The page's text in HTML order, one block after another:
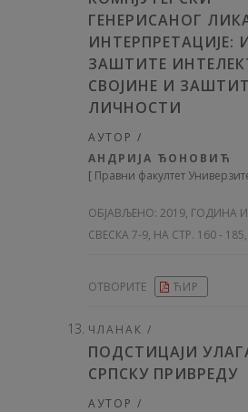
ГЕНЕРИСАНОГ
ИНТЕРПРЕТАЦИЈЕ:
ЗАШТИТЕ
СВОЈИНЕ И
ЛИЧНОСТИ
АУТОР /
АНДРИЈА ЂОНОВИЋ
[ Правни факултет
ОБЈАВЉЕНО: 2019, ГОДИНА
СВЕСКА 7-9, НА СТР. 160 -
ОТВОРИТЕ ЋИР
ЧЛАНАК /
ПОДСТИЦАЈИ
СРПСКУ ПРИВРЕДУ
АУТОР /